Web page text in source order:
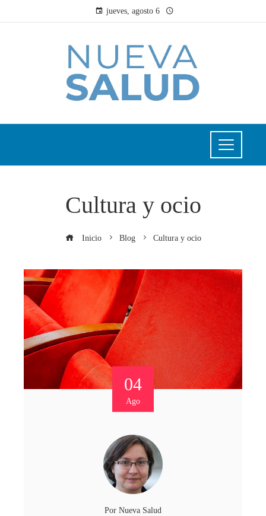
jueves, agosto 6
Cultura y ocio
Inicio Blog Cultura y ocio
04
Ago
Por Nueva Salud